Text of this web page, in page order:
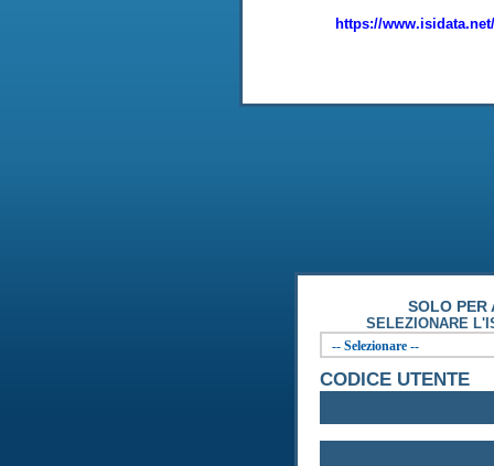
https://
SOLO PER
SELEZIONARE
CODICE UTENTE